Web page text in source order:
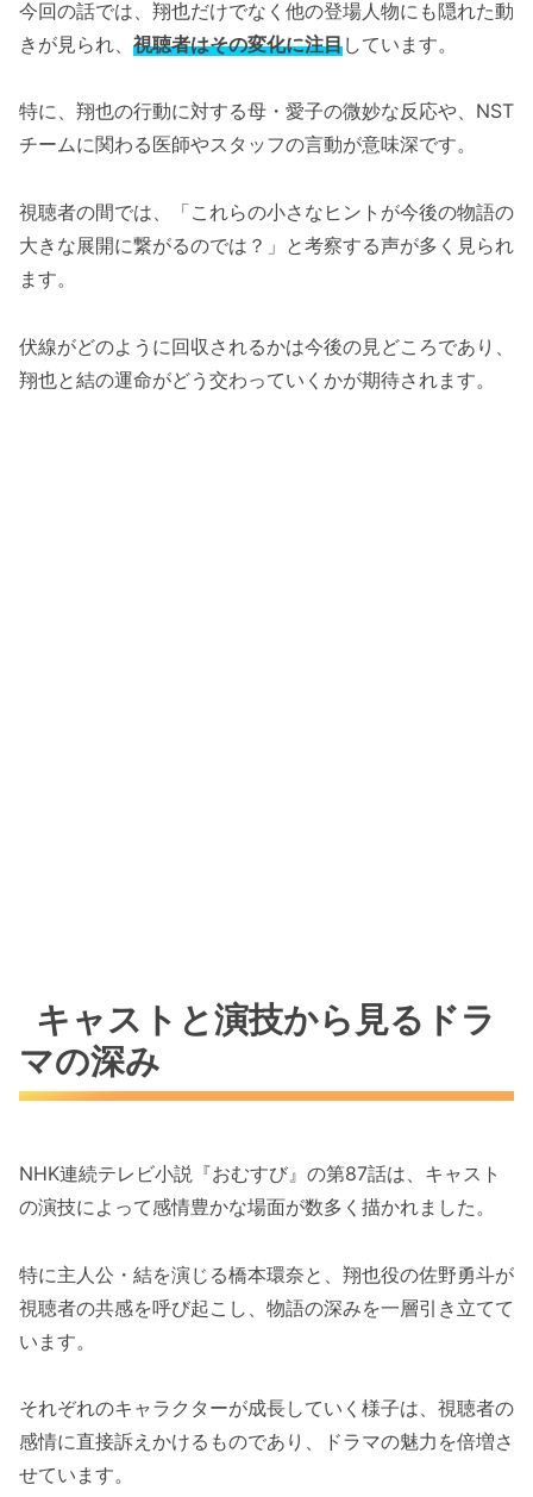
今回の話では、翔也だけでなく他の登場人物にも隠れた動
きが見られ、 視聴者はその変化に注目しています。
特に、翔也の行動に対する母・愛子の微妙な反応や、NST
チームに関わる医師やスタッフの言動が意味深です。
視聴者の間では、「これらの小さなヒントが今後の物語の
大きな展開に繋がるのでは？」と考察する声が多く見られ
ます。
伏線がどのように回収されるかは今後の見どころであり、
翔也と結の運命がどう交わっていくかが期待されます。
キャストと演技から見るドラ
マの深み
NHK連続テレビ小説『おむすび』の第87話は、キャスト
の演技によって感情豊かな場面が数多く描かれました。
特に主人公・結を演じる橋本環奈と、翔也役の佐野勇斗が
視聴者の共感を呼び起こし、物語の深みを一層引き立てて
います。
それぞれのキャラクターが成長していく様子は、視聴者の
感情に直接訴えかけるものであり、ドラマの魅力を倍増さ
せています。